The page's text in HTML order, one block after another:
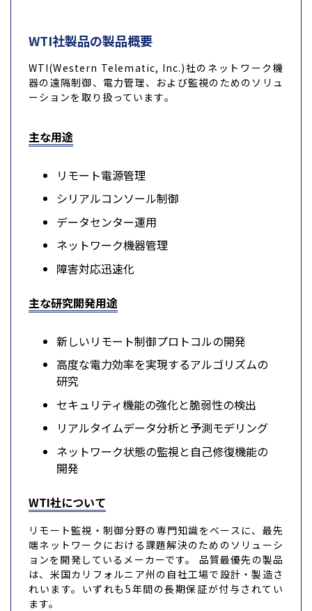
WTI社製品の製品概要
WTI(Western Telematic, Inc.)社のネットワーク機
器の遠隔制御、電力管理、および監視のためのソリュ
ーションを取り扱っています。
主な用途
リモート電源管理
シリアルコンソール制御
データセンター運用
ネットワーク機器管理
障害対応迅速化
主な研究開発用途
新しいリモート制御プロトコルの開発
高度な電力効率を実現するアルゴリズムの
研究
セキュリティ機能の強化と脆弱性の検出
リアルタイムデータ分析と予測モデリング
ネットワーク状態の監視と自己修復機能の
開発
WTI社について
リモート監視・制御分野の専門知識をベースに、最先
端ネットワークにおける課題解決のためのソリューシ
ョンを開発しているメーカーです。 品質最優先の製品
は、米国カリフォルニア州の自社工場で設計・製造さ
れいます。いずれも5年間の長期保証が付与されてい
ます。